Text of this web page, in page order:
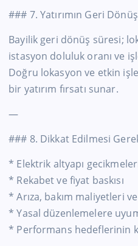
### 7. Yatırımın Geri
Bayilik geri dönüş süresi;
istasyon doluluk oranı ve
Doğru lokasyon ve etkin
bir yatırım fırsatı sunar.
—
### 8. Dikkat Edilmesi
* Elektrik altyapı
* Rekabet ve fiyat baskısı
* Arıza, bakım maliyetleri
* Yasal düzenlemelere
* Performans hedeflerinin